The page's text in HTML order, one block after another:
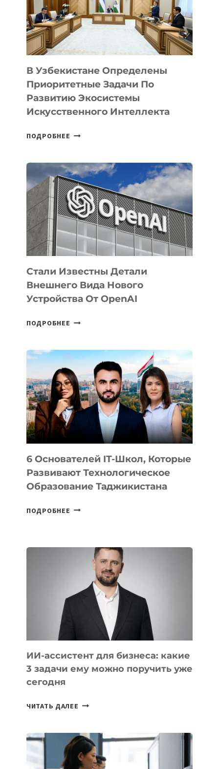
В Узбекистане Определены
Приоритетные Задачи По
Развитию Экосистемы
Искусственного Интеллекта
ПОДРОБНЕЕ
ПРИОРИТЕТНЫЕ
ЗАДАЧИ
ПО
РАЗВИТИЮ
ЭКОСИСТЕМЫ
ИСКУССТВЕННОГО
ИНТЕЛЛЕКТА
Стали Известны Детали
Внешнего Вида Нового
Устройства От OpenAI
ПОДРОБНЕЕ СТАЛИ
ВНЕШНЕГО
ВИДА
НОВОГО
УСТРОЙСТВА
ОТ
OPENAI
6 Основателей IT-Школ, Которые
Развивают Технологическое
Образование Таджикистана
ПОДРОБНЕЕ 6
КОТОРЫЕ
РАЗВИВАЮТ
ТЕХНОЛОГИЧЕСКОЕ
ОБРАЗОВАНИЕ
ТАДЖИКИСТАНА
ИИ-ассистент для бизнеса: какие
3 задачи ему можно поручить уже
сегодня
ЧИТАТЬ ДАЛЕЕ ИИ-
БИЗНЕСА:
КАКИЕ
3